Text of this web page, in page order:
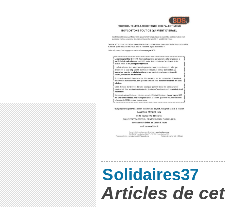
Solidaires37
Articles de